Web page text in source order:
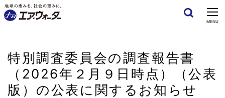
CLOSE
MENU
特別調査委員会の調査報告書
（2026年２月９日時点）（公表
版）の公表に関するお知らせ